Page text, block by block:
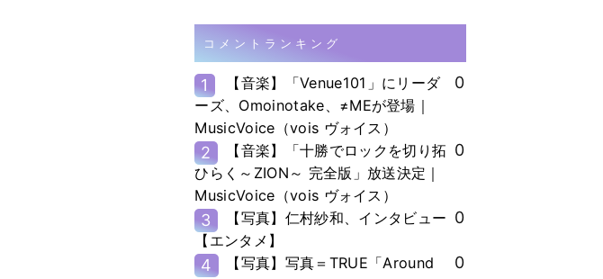
コメントランキング
1
【音楽】「Venue101」にリーダ
ーズ、Omoinotake、≠MEが登場｜
MusicVoice（vois ヴォイス）
0
2
【音楽】「十勝でロックを切り拓
ひらく～ZION～ 完全版」放送決定｜
MusicVoice（vois ヴォイス）
0
3
【写真】仁村紗和、インタビュー
【エンタメ】
0
4
【写真】写真＝TRUE「Around
0